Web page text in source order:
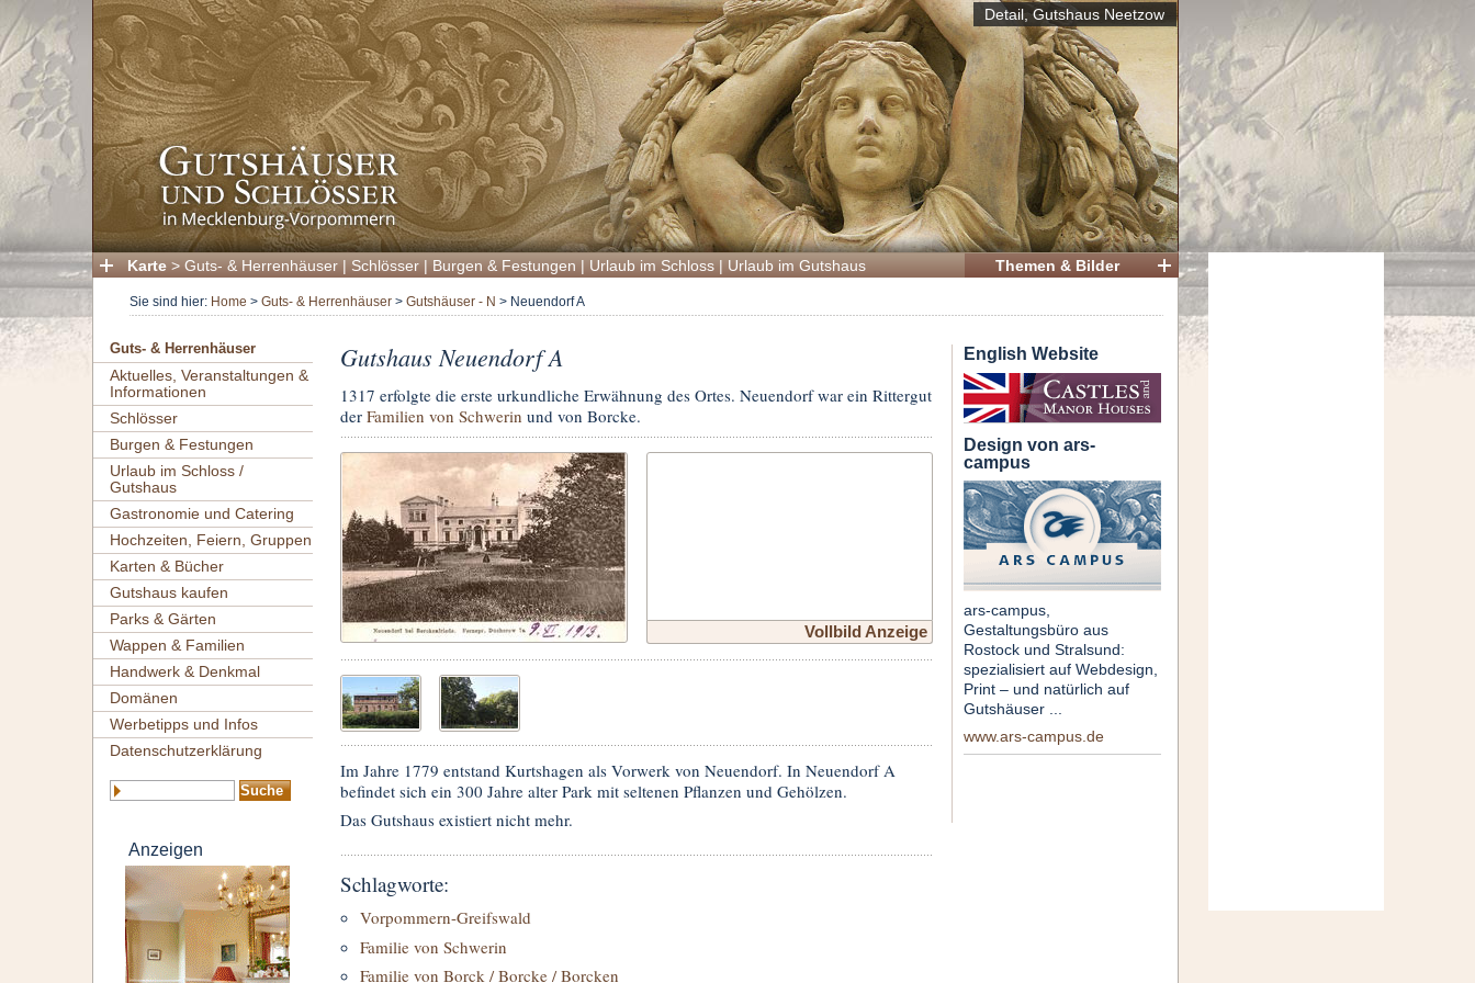
Detail, Gutshaus Neetzow
Themen & Bilder
Karte> Guts- & Herrenhäuser| Schlösser| Burgen & Festungen | Urlaub im Schloss| Urlaub im Gutshaus
Sie sind hier: Home > Guts- & Herrenhäuser> Gutshäuser - N > Neuendorf A
Guts- & Herrenhäuser
Aktuelles, Veranstaltungen &
Informationen
Schlösser
Burgen & Festungen
Urlaub im Schloss /
Gutshaus
Gastronomie und Catering
Hochzeiten, Feiern, Gruppen
Karten & Bücher
Gutshaus kaufen
Parks & Gärten
Wappen & Familien
Handwerk & Denkmal
Domänen
Werbetipps und Infos
Datenschutzerklärung
Anzeigen
English Website
Design von ars-
campus
ars-campus,
Gestaltungsbüro aus
Rostock und Stralsund:
spezialisiert auf Webdesign,
Print – und natürlich auf
Gutshäuser ...
www.ars-campus.de
Gutshaus Neuendorf A
1317 erfolgte die erste urkundliche Erwähnung des Ortes. Neuendorf war ein Rittergut
der Familien von Schwerin und von Borcke.
Vollbild Anzeige
Im Jahre 1779 entstand Kurtshagen als Vorwerk von Neuendorf. In Neuendorf A
befindet sich ein 300 Jahre alter Park mit seltenen Pflanzen und Gehölzen.
Das Gutshaus existiert nicht mehr.
Schlagworte:
Vorpommern-Greifswald
Familie von Schwerin
Familie von Borck / Borcke / Borcken